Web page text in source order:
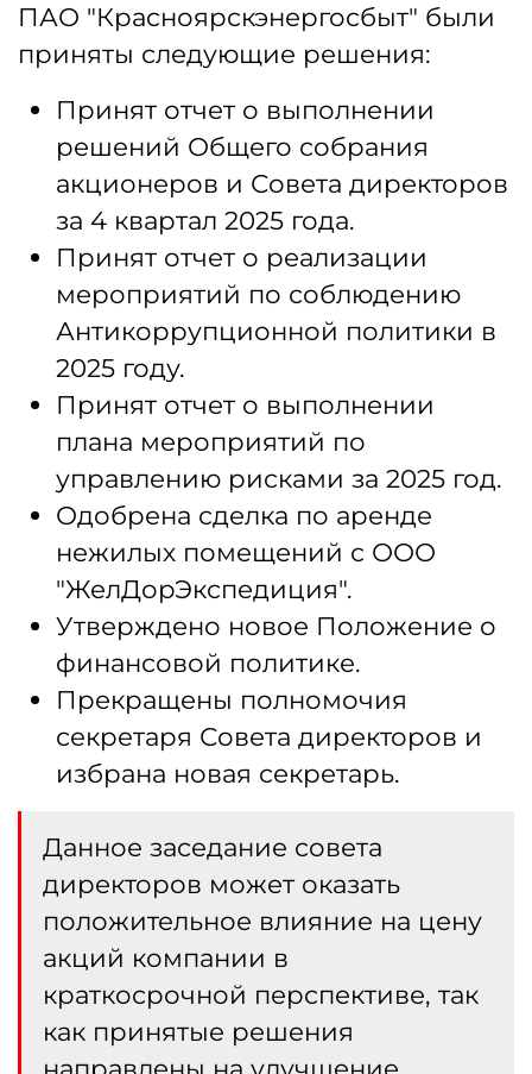
ПАО "Красноярскэнергосбыт" были
приняты следующие решения:
Принят отчет о выполнении
решений Общего собрания
акционеров и Совета директоров
за 4 квартал 2025 года.
Принят отчет о реализации
мероприятий по соблюдению
Антикоррупционной политики в
2025 году.
Принят отчет о выполнении
плана мероприятий по
управлению рисками за 2025 год.
Одобрена сделка по аренде
нежилых помещений с ООО
"ЖелДорЭкспедиция".
Утверждено новое Положение о
финансовой политике.
Прекращены полномочия
секретаря Совета директоров и
избрана новая секретарь.
Данное заседание совета
директоров может оказать
положительное влияние на цену
акций компании в
краткосрочной перспективе, так
как принятые решения